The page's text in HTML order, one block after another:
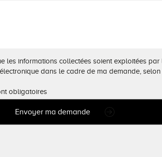
les informations collectées soient exploitées
dans le cadre de ma demande, selon
obligatoires
Envoyer ma demande